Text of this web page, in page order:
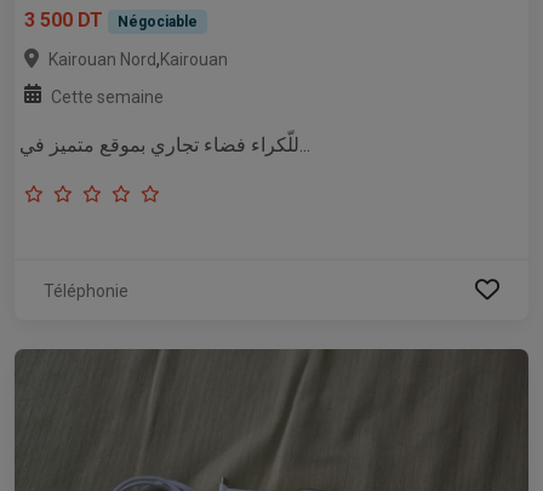
3 500 DT
Négociable
Kairouan Nord,Kairouan
Cette semaine
للّكراء فضاء تجاري بموقع متميز في...
Téléphonie